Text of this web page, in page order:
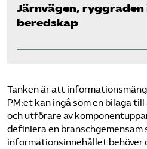
Järnvägen, ryggraden
beredskap
Tanken är att
PM:et kan ingå som en bilaga
och utförare av
definiera en branschgemensam
informationsinnehållet